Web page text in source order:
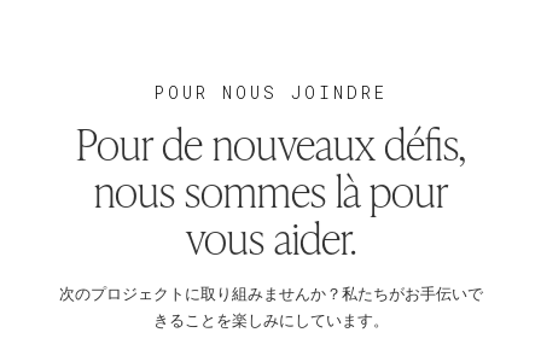
POUR NOUS JOINDRE
Pour de nouveaux défis,
nous sommes là pour
vous aider.
次のプロジェクトに取り組みませんか？私たちがお手伝いで
きることを楽しみにしています。